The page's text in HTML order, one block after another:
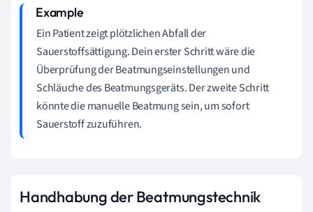
Ein Patient zeigt plötzlichen Abfall der
Sauerstoffsättigung. Dein erster Schritt wäre die
Überprüfung der Beatmungseinstellungen und
Schläuche des Beatmungsgeräts. Der zweite Schritt
könnte die manuelle Beatmung sein, um sofort
Sauerstoff zuzuführen.
Handhabung der Beatmungstechnik